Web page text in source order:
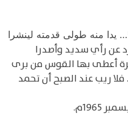
يدا منه طولى قدمته لينشرا
عن رأي سديد وأصدرا
أعطى بها القوس من برى
ريب عند الصبح أن تحمد